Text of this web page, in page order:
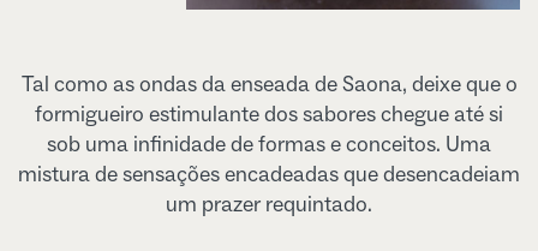
Tal como as ondas da enseada de Saona, deixe que o
formigueiro estimulante dos sabores chegue até si
sob uma infinidade de formas e conceitos. Uma
mistura de sensações encadeadas que desencadeiam
um prazer requintado.